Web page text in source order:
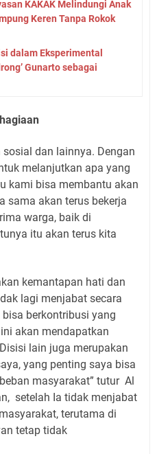
KAKAK Melindungi Anak
Keren Tanpa Rokok
dalam Eksperimental
Gunarto sebagai
dan lainnya. Dengan
melanjutkan apa yang
kami bisa membantu akan
sama akan terus bekerja
warga, baik di
itu akan terus kita
kemantapan hati dan
lagi menjabat secara
berkontribusi yang
akan mendapatkan
lain juga merupakan
yang penting saya bisa
masyarakat” tutur Al
setelah Ia tidak menjabat
terutama di
tetap tidak